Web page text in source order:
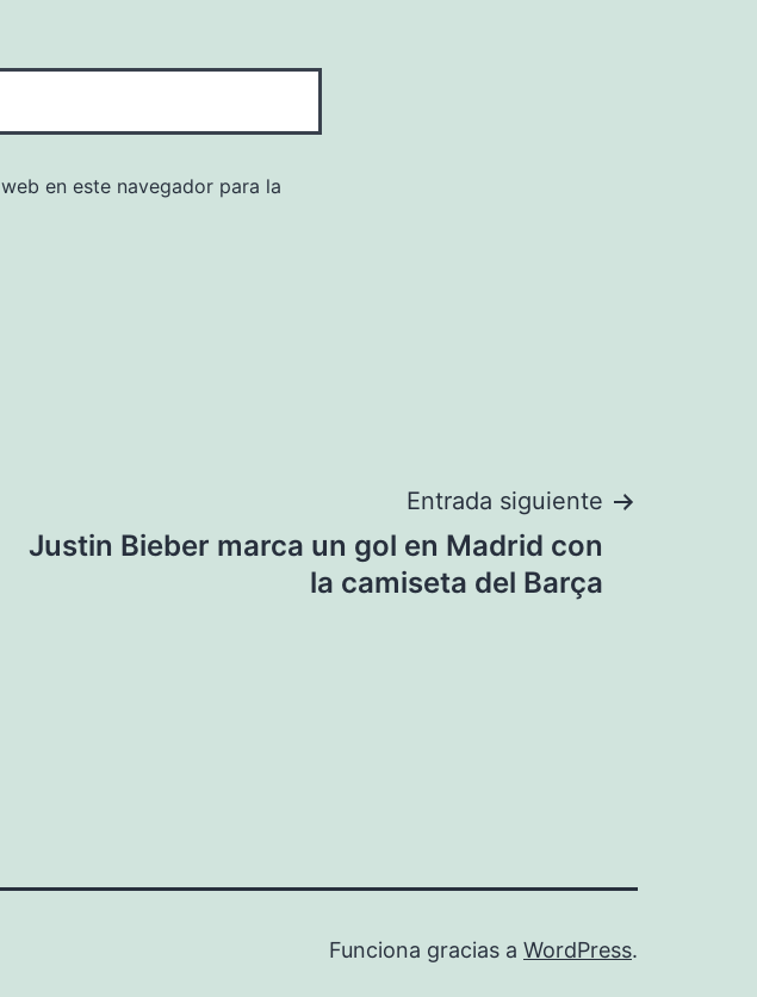
en este navegador para la
Entrada siguiente
Justin Bieber marca un gol en Madrid con
la camiseta del Barça
Funciona gracias a WordPress.